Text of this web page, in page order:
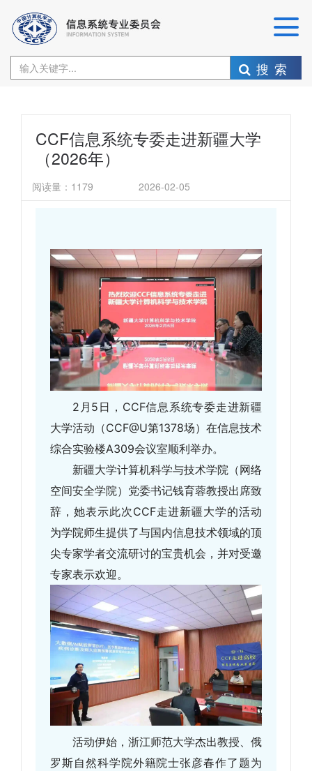
搜索
CCF信息系统专委走进新疆大学
（2026年）
阅读量： 1179 2026-02-05
2月5日，CCF信息系统专委走进新疆
大学活动（CCF@U第1378场）在信息技术
综合实验楼A309会议室顺利举办。
新疆大学计算机科学与技术学院（网络
空间安全学院）党委书记钱育蓉教授出席致
辞，她表示此次CCF走进新疆大学的活动
为学院师生提供了与国内信息技术领域的顶
尖专家学者交流研讨的宝贵机会，并对受邀
专家表示欢迎。
活动伊始，浙江师范大学杰出教授、俄
罗斯自然科学院外籍院士张彦春作了题为